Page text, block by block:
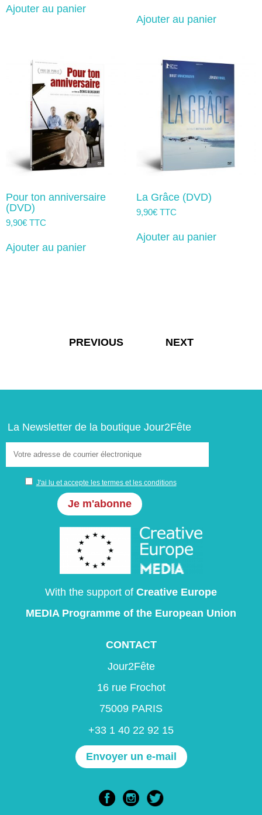
Ajouter au panier
Ajouter au panier
Pour ton anniversaire
(DVD)
9,90€ TTC
Ajouter au panier
La Grâce (DVD)
9,90€ TTC
Ajouter au panier
Navigation
PREVIOUS NEXT
La Newsletter de la boutique Jour2Fête
J'ai lu et accepte les termes et les conditions
With the support of Creative Europe
MEDIA Programme of the European Union
CONTACT
Jour2Fête
16 rue Frochot
75009 PARIS
+33 1 40 22 92 15
Envoyer un e-mail